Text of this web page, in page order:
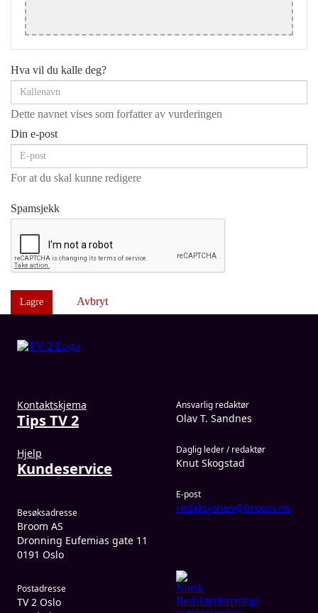
Hva vil du kalle deg?
Dette navnet vises som forfatter av vurderingen
Din e-post
For at du skal kunne redigere
Spamsjekk
Lagre Avbryt
Kontaktskjema
Tips TV 2
Hjelp
Kundeservice
Ansvarlig redaktør
Olav T. Sandnes
Daglig leder / redaktør
Knut Skogstad
E-post
redaksjonen@broom.no
Besøksadresse
Broom AS
Dronning Eufemias gate 11
0191 Oslo
Postadresse
TV 2 Oslo